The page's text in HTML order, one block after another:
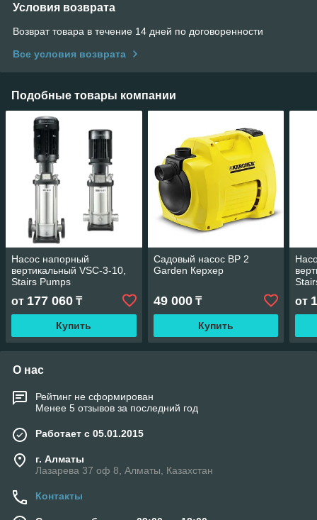
Условия возврата
Возврат товара в течение 14 дней по договоренности
Все условия возврата
Подобные товары компании
Насос напорный
вертикальный VSC-3-10,
Stairs Pumps
от 177 060 ₸
Купить
Садовый насос BP 2
Garden Керхер
49 000₸
Купить
от
О нас
Рейтинг не сформирован
Менее 5 отзывов за последний год
Работает с 05.01.2015
г. Алматы
Лазарева 37 оф 8, Алматы, Казахстан
Контакты